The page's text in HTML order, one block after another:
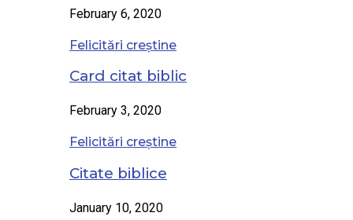
February 6, 2020
Felicitări creștine
Card citat biblic
February 3, 2020
Felicitări creștine
Citate biblice
January 10, 2020